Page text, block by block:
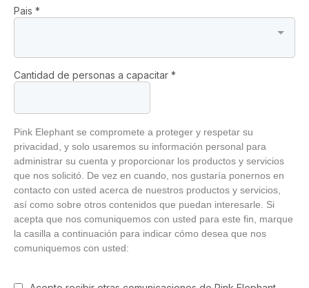
Pais *
Cantidad de personas a capacitar *
Pink Elephant se compromete a proteger y respetar su
privacidad, y solo usaremos su información personal para
administrar su cuenta y proporcionar los productos y servicios
que nos solicitó. De vez en cuando, nos gustaría ponernos en
contacto con usted acerca de nuestros productos y servicios,
así como sobre otros contenidos que puedan interesarle. Si
acepta que nos comuniquemos con usted para este fin, marque
la casilla a continuación para indicar cómo desea que nos
comuniquemos con usted: